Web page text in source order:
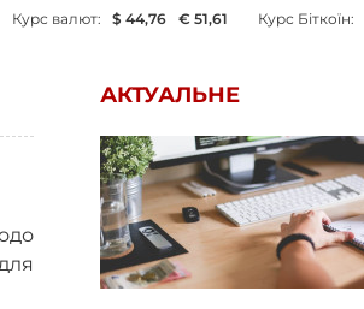
Курс валют: $ 44,76 € 51,61 Курс Біткоїн:
АКТУАЛЬНЕ